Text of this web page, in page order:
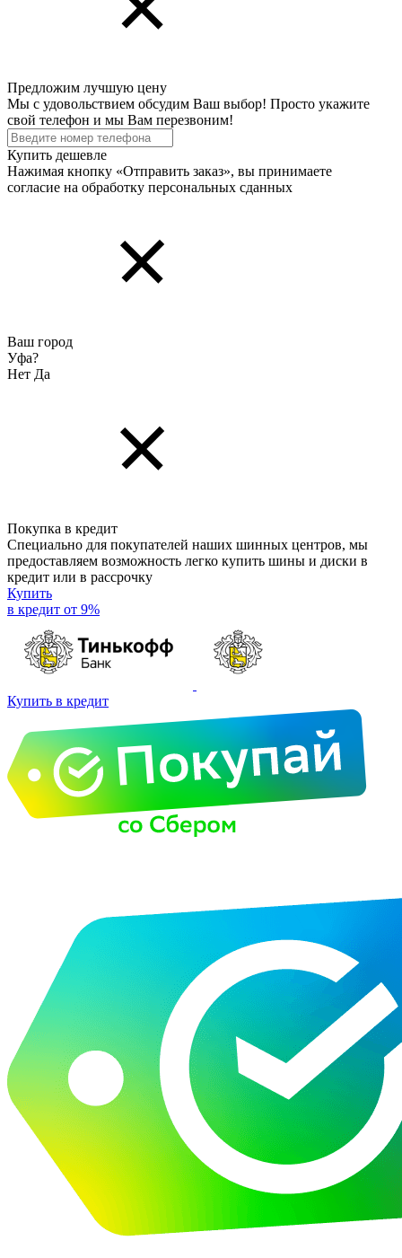
Предложим лучшую цену
Мы с удовольствием обсудим Ваш выбор! Просто укажите
свой телефон и мы Вам перезвоним!
Купить дешевле
Нажимая кнопку «Отправить заказ», вы принимаете
согласие на обработку персональных cданных
Ваш город
Уфа?
Нет Да
Покупка в кредит
Специально для покупателей наших шинных центров, мы
предоставляем возможность легко купить шины и диски в
кредит или в рассрочку
Купить
в кредит от 9%
Купить в кредит